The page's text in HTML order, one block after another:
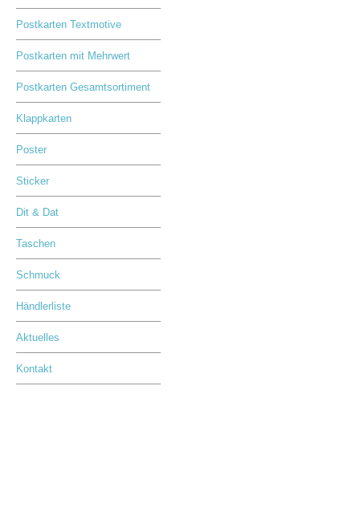
Postkarten Textmotive
Postkarten mit Mehrwert
Postkarten Gesamtsortiment
Klappkarten
Poster
Sticker
Dit & Dat
Taschen
Schmuck
Händlerliste
Aktuelles
Kontakt